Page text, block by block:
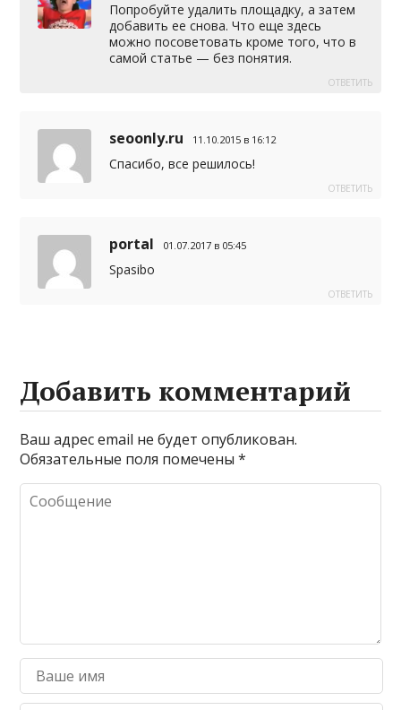
Попробуйте удалить площадку, а затем
добавить ее снова. Что еще здесь
можно посоветовать кроме того, что в
самой статье — без понятия.
ОТВЕТИТЬ
seoonly.ru 11.10.2015 в 16:12
Спасибо, все решилось!
ОТВЕТИТЬ
portal 01.07.2017 в 05:45
Spasibo
ОТВЕТИТЬ
Добавить комментарий
Ваш адрес email не будет опубликован.
Обязательные поля помечены*